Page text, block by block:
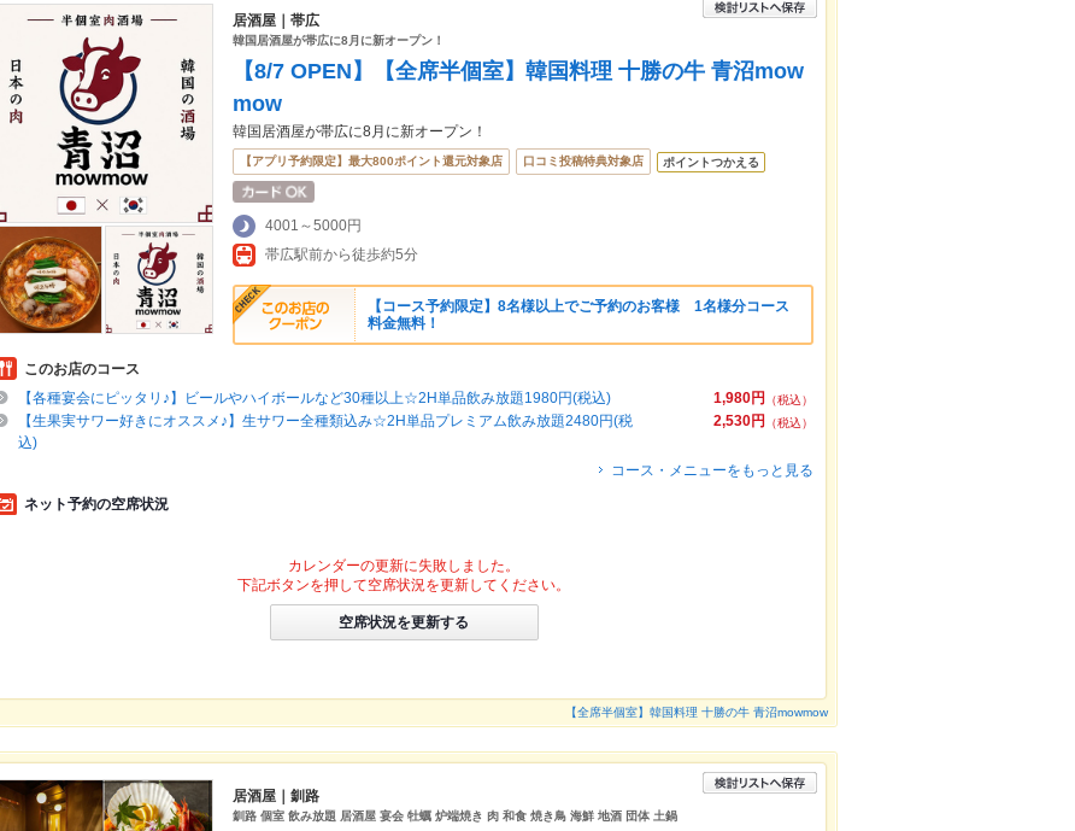
居酒屋｜帯広
韓国居酒屋が帯広に8月に新オープン！
【8/7 OPEN】【全席半個室】韓国料理 十勝の牛 青沼mow
mow
韓国居酒屋が帯広に8月に新オープン！
【アプリ予約限定】最大800ポイント還元対象店 口コミ投稿特典対象店 ポイントつかえる
4001～5000円
帯広駅前から徒歩約5分
【コース予約限定】8名様以上でご予約のお客様 1名様分コース
料金無料！
このお店のコース
1,980円
（税込）
【各種宴会にピッタリ♪】ビールやハイボールなど30種以上☆2H単品飲み放題1980円(税込)
2,530円
（税込）
【生果実サワー好きにオススメ♪】生サワー全種類込み☆2H単品プレミアム飲み放題2480円(税
込)
コース・メニューをもっと見る
ネット予約の空席状況
カレンダーの更新に失敗しました。
下記ボタンを押して空席状況を更新してください。
空席状況を更新する
【全席半個室】韓国料理 十勝の牛 青沼mowmow
居酒屋｜釧路
釧路 個室 飲み放題 居酒屋 宴会 牡蠣 炉端焼き 肉 和食 焼き鳥 海鮮 地酒 団体 土鍋